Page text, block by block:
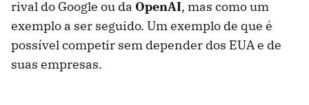
rival do Google ou da OpenAI, mas como um
exemplo a ser seguido. Um exemplo de que é
possível competir sem depender dos EUA e de
suas empresas.